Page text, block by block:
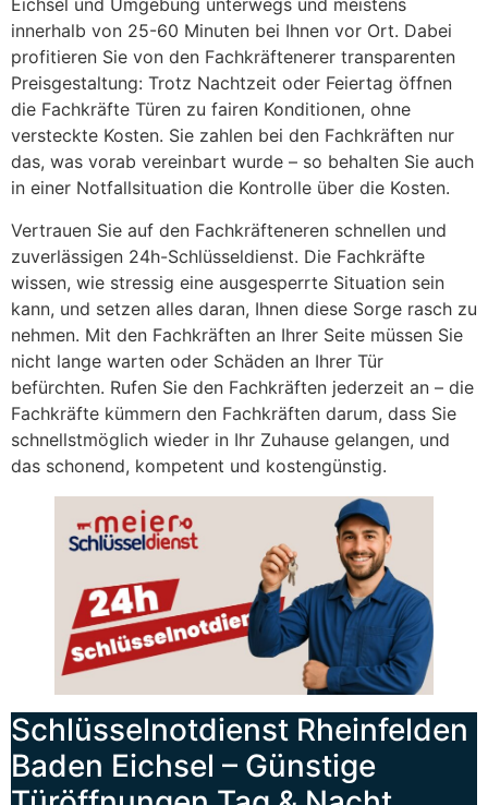
Eichsel und Umgebung unterwegs und meistens
innerhalb von 25-60 Minuten bei Ihnen vor Ort. Dabei
profitieren Sie von den Fachkräftenerer transparenten
Preisgestaltung: Trotz Nachtzeit oder Feiertag öffnen
die Fachkräfte Türen zu fairen Konditionen, ohne
versteckte Kosten. Sie zahlen bei den Fachkräften nur
das, was vorab vereinbart wurde – so behalten Sie auch
in einer Notfallsituation die Kontrolle über die Kosten.
Vertrauen Sie auf den Fachkräfteneren schnellen und
zuverlässigen 24h-Schlüsseldienst. Die Fachkräfte
wissen, wie stressig eine ausgesperrte Situation sein
kann, und setzen alles daran, Ihnen diese Sorge rasch zu
nehmen. Mit den Fachkräften an Ihrer Seite müssen Sie
nicht lange warten oder Schäden an Ihrer Tür
befürchten. Rufen Sie den Fachkräften jederzeit an – die
Fachkräfte kümmern den Fachkräften darum, dass Sie
schnellstmöglich wieder in Ihr Zuhause gelangen, und
das schonend, kompetent und kostengünstig.
Schlüsselnotdienst Rheinfelden
Baden Eichsel – Günstige